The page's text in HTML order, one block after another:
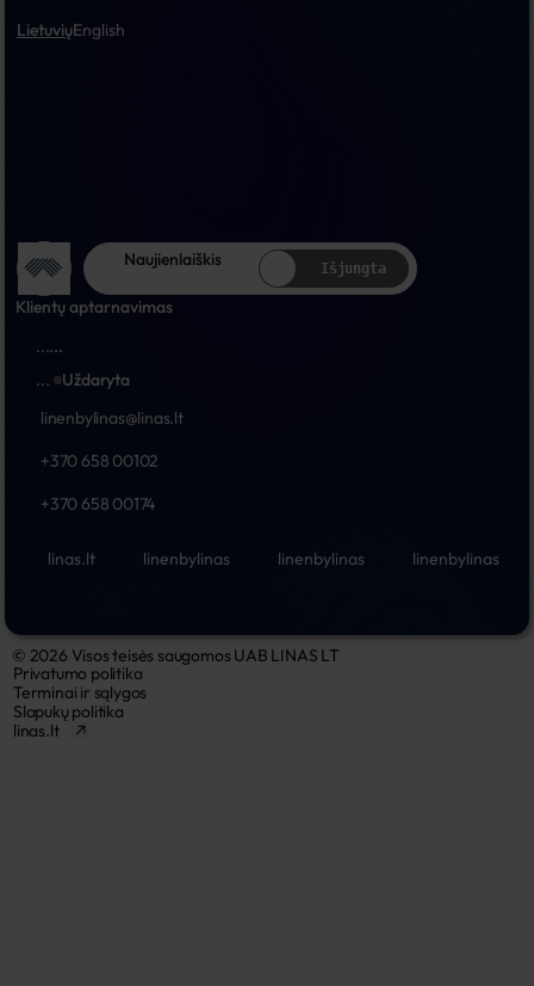
LietuviųEnglish
Naujienlaiškis Išjungta
Klientų aptarnavimas
......
...
Uždaryta
linenbylinas@linas.lt
+370 658 00102
+370 658 00174
linas.lt linenbylinas linenbylinas linenbylinas
© 2026 Visos teisės saugomos UAB LINAS LT
Privatumo politika
Terminai ir sąlygos
Slapukų politika
linas.lt